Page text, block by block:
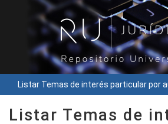
Listar Temas de interés particular por
Listar Temas de